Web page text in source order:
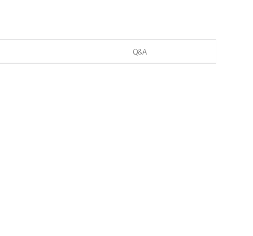
Q&A